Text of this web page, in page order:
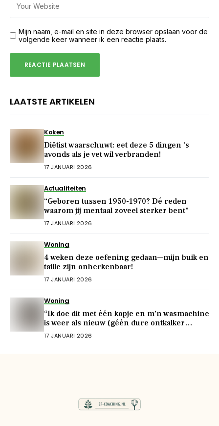
Mijn naam, e-mail en site in deze browser opslaan voor de
volgende keer wanneer ik een reactie plaats.
LAATSTE ARTIKELEN
Koken
Diëtist waarschuwt: eet deze 5 dingen ’s
avonds als je vet wil verbranden!
17 JANUARI 2026
Actualiteiten
“Geboren tussen 1950-1970? Dé reden
waarom jij mentaal zoveel sterker bent”
17 JANUARI 2026
Woning
4 weken deze oefening gedaan—mijn buik en
taille zijn onherkenbaar!
17 JANUARI 2026
Woning
“Ik doe dit met één kopje en m’n wasmachine
is weer als nieuw (géén dure ontkalker
nodig!)”
17 JANUARI 2026